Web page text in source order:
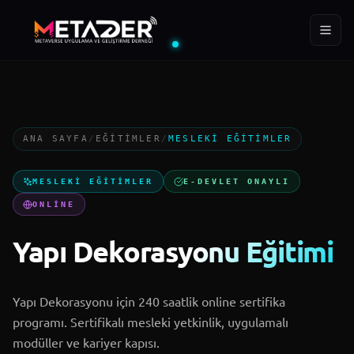
Ana Sayfa
Kurumsal
Projeler
MTD Akademi
ANA SAYFA / EĞITIMLER /MESLEKI EĞITIMLER
MESLEKI EĞITIMLER E-DEVLET ONAYLI
ONLINE
Yapı Dekorasyonu Eğitimi
Yapı Dekorasyonu için 240 saatlik online sertifika
programı. Sertifikalı mesleki yetkinlik, uygulamalı
modüller ve kariyer kapısı.